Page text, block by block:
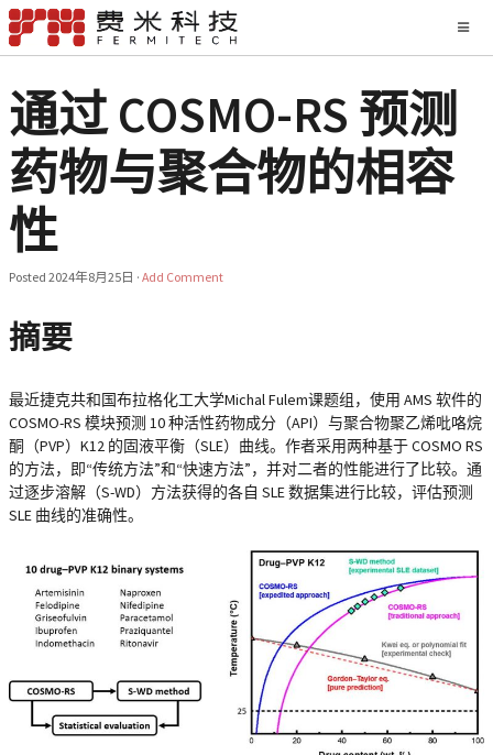
通过 COSMO-RS 预测
药物与聚合物的相容
性
Posted 2024年8月25日 · Add Comment
摘要
最近捷克共和国布拉格化工大学Michal Fulem课题组，使用 AMS 软件的
COSMO-RS 模块预测 10 种活性药物成分（API）与聚合物聚乙烯吡咯烷
酮（PVP）K12 的固液平衡（SLE）曲线。作者采用两种基于 COSMO RS
的方法，即“传统方法”和“快速方法”，并对二者的性能进行了比较。通
过逐步溶解（S-WD）方法获得的各自 SLE 数据集进行比较，评估预测
SLE 曲线的准确性。